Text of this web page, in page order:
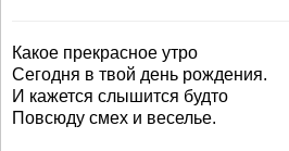
Какое прекрасное утро
Сегодня в твой день рождения.
И кажется слышится будто
Повсюду смех и веселье.